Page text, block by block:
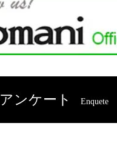
アンケート Enquete